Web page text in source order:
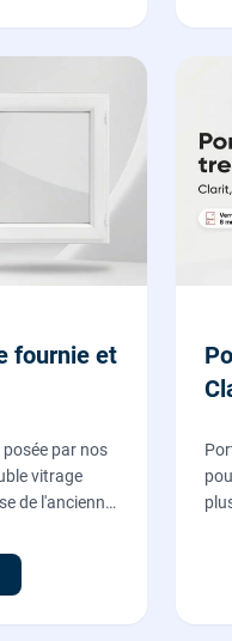
fournie et
par nos
vitrage
de l'ancienne